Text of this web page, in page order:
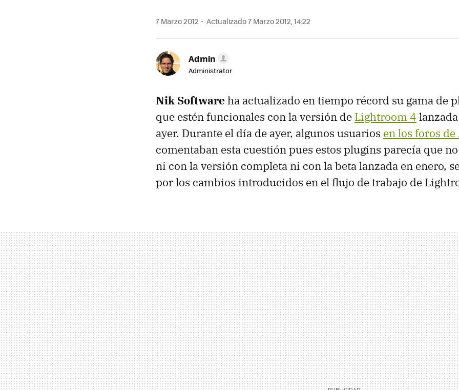
7 Marzo 2012 Actualizado 7 Marzo 2012, 14:22
Admin
Administrator
Nik Software ha actualizado en tiempo récord su gama de
que estén funcionales con la versión de Lightroom 4
ayer. Durante el día de ayer, algunos usuarios en los foros de
comentaban esta cuestión pues estos plugins parecía que
ni con la versión completa ni con la beta lanzada en enero,
por los cambios introducidos en el flujo de trabajo de